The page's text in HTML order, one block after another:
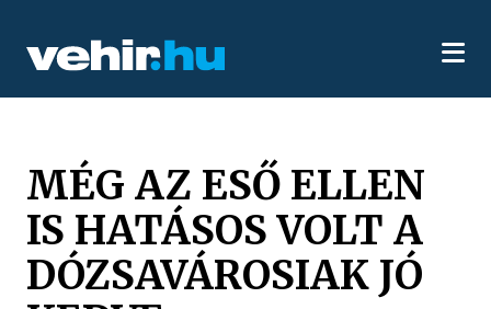
MÉG AZ ESŐ ELLEN
IS HATÁSOS VOLT A
DÓZSAVÁROSIAK JÓ